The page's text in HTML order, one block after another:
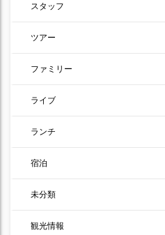
スタッフ
ツアー
ファミリー
ライブ
ランチ
宿泊
未分類
観光情報